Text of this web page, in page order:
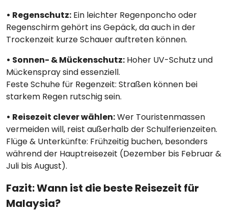
• Regenschutz: Ein leichter Regenponcho oder
Regenschirm gehört ins Gepäck, da auch in der
Trockenzeit kurze Schauer auftreten können.
• Sonnen- & Mückenschutz: Hoher UV-Schutz und
Mückenspray sind essenziell.
Feste Schuhe für Regenzeit: Straßen können bei
starkem Regen rutschig sein.
• Reisezeit clever wählen:Wer Touristenmassen
vermeiden will, reist außerhalb der Schulferienzeiten.
Flüge & Unterkünfte: Frühzeitig buchen, besonders
während der Hauptreisezeit (Dezember bis Februar &
Juli bis August).
Fazit: Wann ist die beste Reisezeit für
Malaysia?